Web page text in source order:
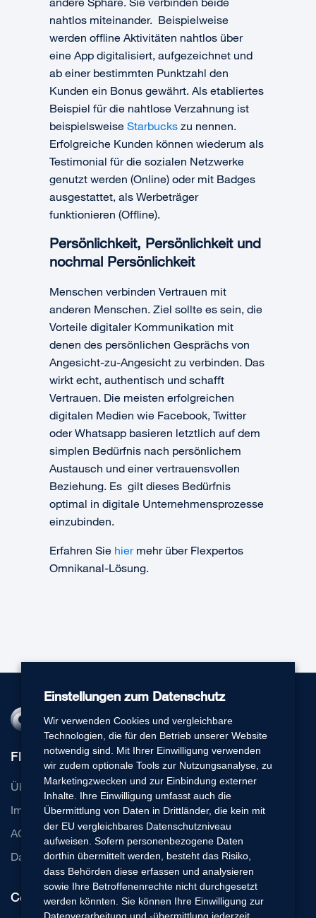
nahtlos miteinander. Beispielweise
werden offline Aktivitäten nahtlos über
eine App digitalisiert, aufgezeichnet und
ab einer bestimmten Punktzahl den
Kunden ein Bonus gewährt. Als etabliertes
Beispiel für die nahtlose Verzahnung ist
beispielsweise Starbucks zu nennen.
Erfolgreiche Kunden können wiederum als
Testimonial für die sozialen Netzwerke
genutzt werden (Online) oder mit Badges
ausgestattet, als Werbeträger
funktionieren (Offline).
Persönlichkeit, Persönlichkeit und
nochmal Persönlichkeit
Menschen verbinden Vertrauen mit
anderen Menschen. Ziel sollte es sein, die
Vorteile digitaler Kommunikation mit
denen des persönlichen Gesprächs von
Angesicht-zu-Angesicht zu verbinden. Das
wirkt echt, authentisch und schafft
Vertrauen. Die meisten erfolgreichen
digitalen Medien wie Facebook, Twitter
oder Whatsapp basieren letztlich auf dem
simplen Bedürfnis nach persönlichem
Austausch und einer vertrauensvollen
Beziehung. Es gilt dieses Bedürfnis
optimal in digitale Unternehmensprozesse
einzubinden.
Erfahren Sie hiermehr über Flexpertos
Omnikanal-Lösung.
Flexperto
Über uns
Impressum
AGB
Datenschutz
Communication Cloud
Einstellungen zum Datenschutz
Wir verwenden Cookies und vergleichbare
Technologien, die für den Betrieb unserer Website
notwendig sind. Mit Ihrer Einwilligung verwenden
wir zudem optionale Tools zur Nutzungsanalyse, zu
Marketingzwecken und zur Einbindung externer
Inhalte. Ihre Einwilligung umfasst auch die
Übermittlung von Daten in Drittländer, die kein mit
der EU vergleichbares Datenschutzniveau
aufweisen. Sofern personenbezogene Daten
dorthin übermittelt werden, besteht das Risiko,
dass Behörden diese erfassen und analysieren
sowie Ihre Betroffenenrechte nicht durchgesetzt
werden könnten. Sie können Ihre Einwilligung zur